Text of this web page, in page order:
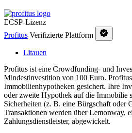
ECSP-Lizenz
Profitus Verifizierte Plattform
Litauen
Profitus ist eine Crowdfunding- und
Mindestinvestition von 100 Euro.
Immobilienhypotheken gesichert. Ihre
oder zweite Hypothek auf die Immobilie
Sicherheiten (z. B. eine Bürgschaft oder
Transaktionen werden über Lemonway,
Zahlungsdienstleister, abgewickelt.